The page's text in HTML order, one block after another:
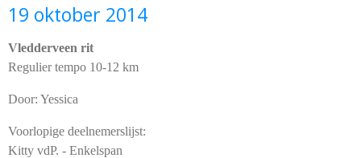
19 oktober 2014
Vledderveen rit
Regulier tempo 10-12 km
Door: Yessica
Voorlopige deelnemerslijst:
Kitty vdP. - Enkelspan